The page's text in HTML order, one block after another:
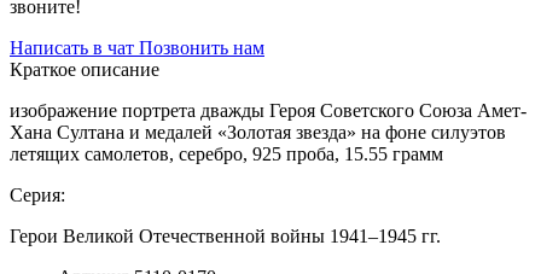
звоните!
Написать в чат Позвонить нам
Краткое описание
изображение портрета дважды Героя Советского Союза Амет-
Хана Султана и медалей «Золотая звезда» на фоне силуэтов
летящих самолетов, серебро, 925 проба, 15.55 грамм
Серия:
Герои Великой Отечественной войны 1941–1945 гг.